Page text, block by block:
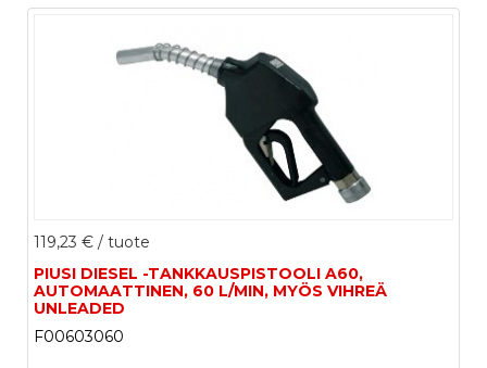
119,23 € / tuote
PIUSI DIESEL -TANKKAUSPISTOOLI A60,
AUTOMAATTINEN, 60 L/MIN, MYÖS VIHREÄ
UNLEADED
F00603060